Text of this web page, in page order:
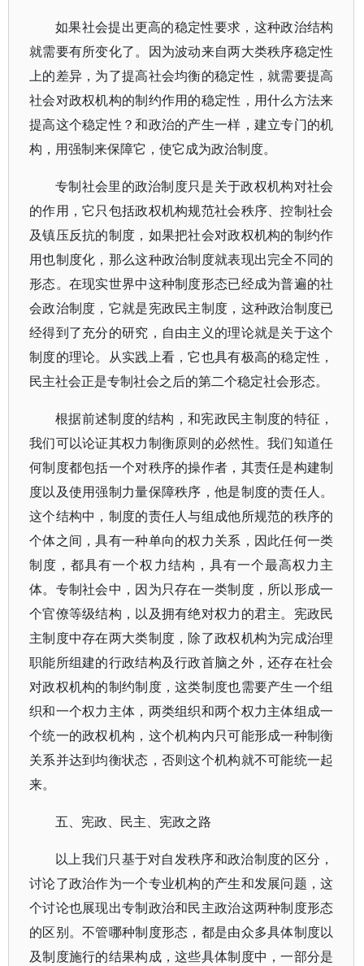
如果社会提出更高的稳定性要求，这种政治结构
就需要有所变化了。因为波动来自两大类秩序稳定性
上的差异，为了提高社会均衡的稳定性，就需要提高
社会对政权机构的制约作用的稳定性，用什么方法来
提高这个稳定性？和政治的产生一样，建立专门的机
构，用强制来保障它，使它成为政治制度。
专制社会里的政治制度只是关于政权机构对社会
的作用，它只包括政权机构规范社会秩序、控制社会
及镇压反抗的制度，如果把社会对政权机构的制约作
用也制度化，那么这种政治制度就表现出完全不同的
形态。在现实世界中这种制度形态已经成为普遍的社
会政治制度，它就是宪政民主制度，这种政治制度已
经得到了充分的研究，自由主义的理论就是关于这个
制度的理论。从实践上看，它也具有极高的稳定性，
民主社会正是专制社会之后的第二个稳定社会形态。
根据前述制度的结构，和宪政民主制度的特征，
我们可以论证其权力制衡原则的必然性。我们知道任
何制度都包括一个对秩序的操作者，其责任是构建制
度以及使用强制力量保障秩序，他是制度的责任人。
这个结构中，制度的责任人与组成他所规范的秩序的
个体之间，具有一种单向的权力关系，因此任何一类
制度，都具有一个权力结构，具有一个最高权力主
体。专制社会中，因为只存在一类制度，所以形成一
个官僚等级结构，以及拥有绝对权力的君主。宪政民
主制度中存在两大类制度，除了政权机构为完成治理
职能所组建的行政结构及行政首脑之外，还存在社会
对政权机构的制约制度，这类制度也需要产生一个组
织和一个权力主体，两类组织和两个权力主体组成一
个统一的政权机构，这个机构内只可能形成一种制衡
关系并达到均衡状态，否则这个机构就不可能统一起
来。
五、宪政、民主、宪政之路
以上我们只基于对自发秩序和政治制度的区分，
讨论了政治作为一个专业机构的产生和发展问题，这
个讨论也展现出专制政治和民主政治这两种制度形态
的区别。不管哪种制度形态，都是由众多具体制度以
及制度施行的结果构成，这些具体制度中，一部分是